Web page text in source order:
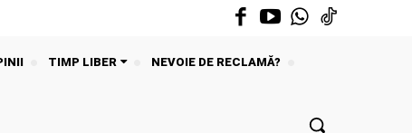
TIMP LIBER
NEVOIE DE RECLAMĂ?